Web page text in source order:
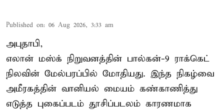
Published on: 06 Aug 2026, 3:33 am
அபுதாபி,
எலான் மஸ்க் நிறுவனத்தின் பால்கன்-9 ராக்கெட்
நிலவின் மேல்பரப்பில் மோதியது. இந்த நிகழ்வை
அமீரகத்தின் வானியல் மையம் கண்காணித்து
எடுத்த புகைப்படம் தூசிப்படலம் காரணமாக